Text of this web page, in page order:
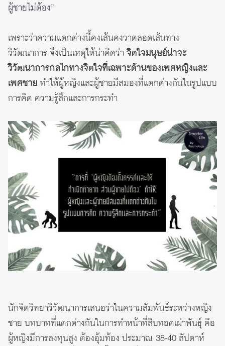
ผู้ชายไม่ต้อง”
เพราะว่าความแตกต่างนี้คงเส้นคงวาตลอดเส้นทาง
วิวัฒนาการ จึงเป็นเหตุให้น่าคิดว่าจิตใจมนุษย์น่าจะ
วิวัฒนาการกลไกทางจิตใจที่เฉพาะด้านของเพศหญิงและ
เพศชาย ทำให้ผู้หญิงและผู้ชายมีสมองที่แตกต่างกันในรูปแบบ
การคิด ความรู้สึกและการกระทำ
นักจิตวิทยาวิวัฒนาการเสนอว่าในความสัมพันธ์ระหว่างหญิง
ชาย บทบาทที่แตกต่างกันในการทำหน้าที่สืบทอดเผ่าพันธุ์ คือ
ผู้หญิงมีการลงทุนสูง ต้องอุ้มท้อง ประมาณ 38-40 สัปดาห์